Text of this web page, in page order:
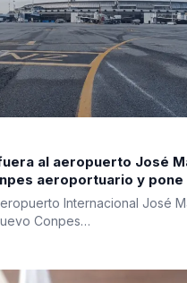
al aeropuerto José
aeroportuario y pone
AntioquiaInternacional José
Conpes…